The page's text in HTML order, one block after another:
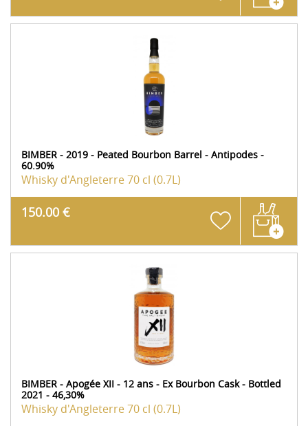
BIMBER - 2019 - Peated Bourbon Barrel - Antipodes -
60.90%
Whisky d'Angleterre70 cl (0.7L)
150.00 €
BIMBER - Apogée XII - 12 ans - Ex Bourbon Cask - Bottled
2021 - 46,30%
Whisky d'Angleterre70 cl (0.7L)